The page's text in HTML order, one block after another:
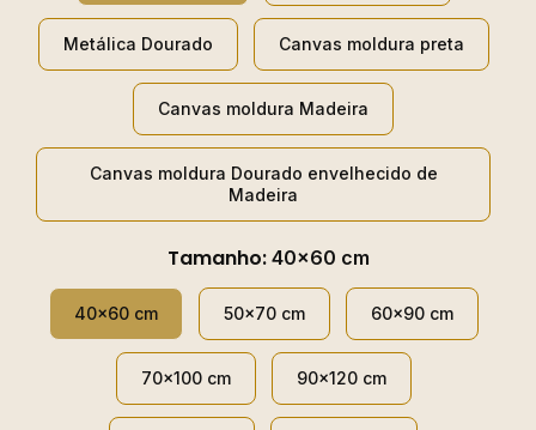
Metálica Dourado Canvas moldura preta
Canvas moldura Madeira
Canvas moldura Dourado envelhecido de
Madeira
Tamanho: 40x60 cm
40x60 cm 50x70 cm 60x90 cm
70x100 cm 90x120 cm